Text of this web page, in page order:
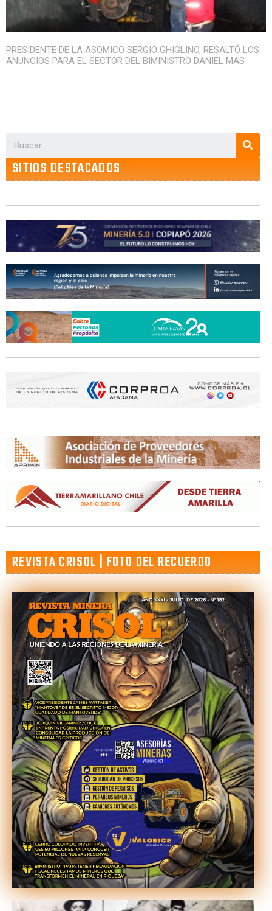
PRESIDENTE DE LA ASOMICO SERGIO GHIGLINO, RESALTÓ LOS
ANUNCIOS PARA EL SECTOR DEL BIMINISTRO DANIEL MAS
SITIOS DESTACADOS
REVISTA CRISOL | FOTO DEL RECUERDO